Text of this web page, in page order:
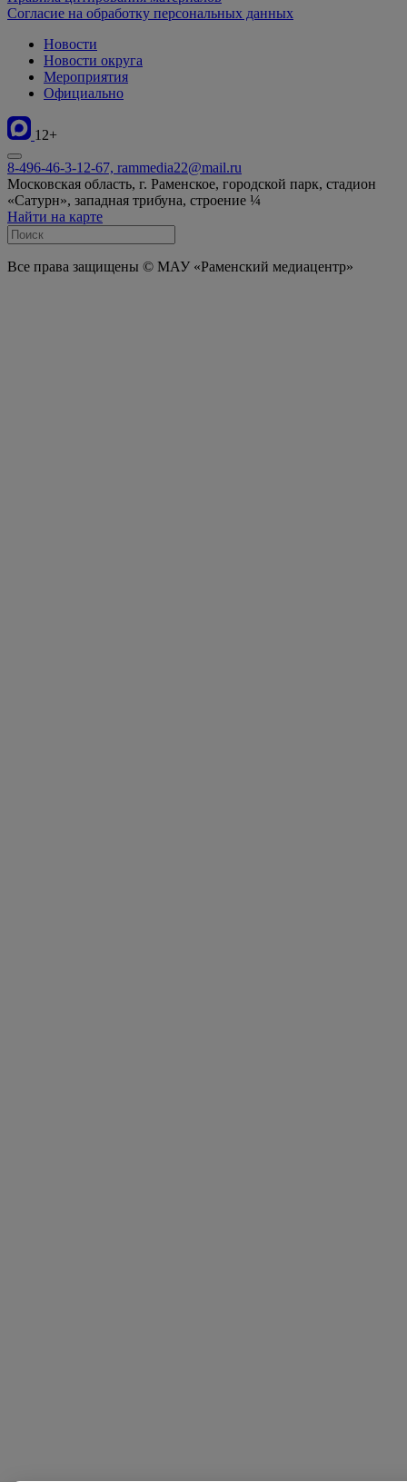
Согласие на обработку персональных данных
Новости
Новости округа
Мероприятия
Официально
12+
8-496-46-3-12-67, rammedia22@mail.ru
Московская область, г. Раменское, городской парк, стадион
«Сатурн», западная трибуна, строение ¼
Найти на карте
Все права защищены © МАУ «Раменский медиацентр»